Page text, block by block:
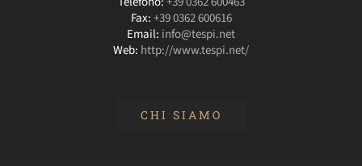
Fax:+39 0362 600616
Email: info@tespi.net
Web: http://www.tespi.net/
CHI SIAMO